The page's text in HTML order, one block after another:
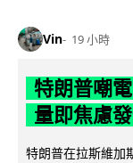
Vin 19 小時
特朗普嘲
量即焦慮
特朗普在拉斯維加